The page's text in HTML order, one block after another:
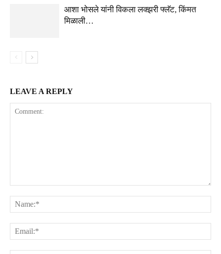
आशा भोसले यांनी विकला लक्झरी फ्लॅट, किंमत
मिळाली…
LEAVE A REPLY